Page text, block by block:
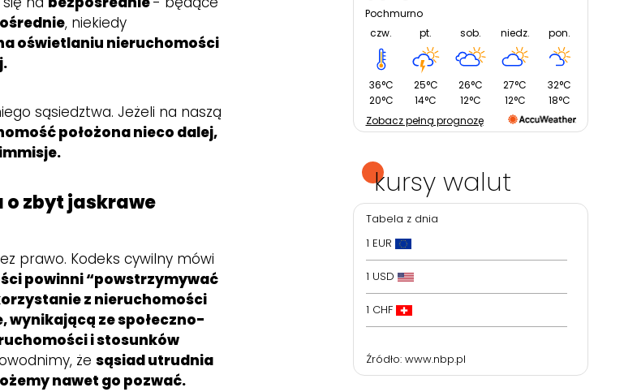
, niekiedy
oświetlaniu nieruchomości
sąsiedztwa. Jeżeli na naszą
położona nieco dalej,
o zbyt jaskrawe
prawo. Kodeks cywilny mówi
powinni “powstrzymywać
z nieruchomości
wynikającą ze społeczno-
i stosunków
żesąsiad utrudnia
nawet go pozwać.
Pochmurno
czw.
36°C
20°C
pt.
25°C
14°C
sob.
26°C
12°C
niedz.
27°C
12°C
pon.
32°C
18°C
Zobacz pełną prognozę
kursy walut
Tabela z dnia
1 EUR
1 USD
1 CHF
Źródło: www.nbp.pl